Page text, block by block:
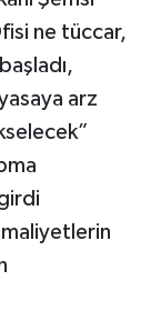
ne tüccar,
arz
maliyetlerin